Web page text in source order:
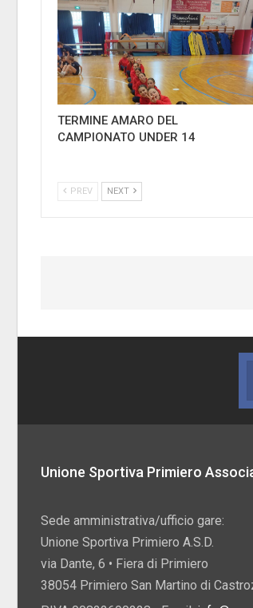
TERMINE AMARO DEL
CAMPIONATO UNDER 14
PREV NEXT
Unione Sportiva Primiero
Sede amministrativa/ufficio gare:
Unione Sportiva Primiero A.S.D.
via Dante, 6 • Fiera di Primiero
38054 Primiero San Martino di